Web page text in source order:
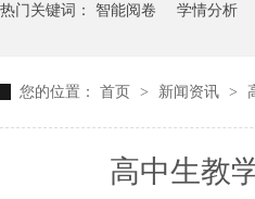
热门关键词： 智能阅卷 学情分析
您的位置： 首页 > 新闻资讯 >
高中生教